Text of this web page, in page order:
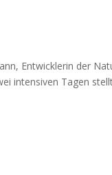
Entwicklerin der
intensiven Tagen